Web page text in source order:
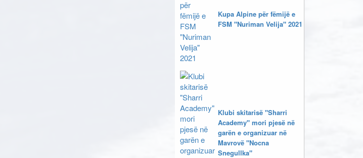
Kupa Alpine për fëmijë e
FSM "Nuriman Velija" 2021
Klubi skitarisë "Sharri
Academy" mori pjesë në
garën e organizuar në
Mavrovë "Nocna
Snegullka"